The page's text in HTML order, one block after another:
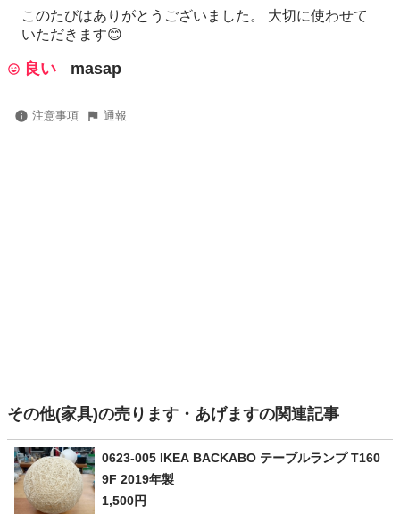
このたびはありがとうございました。 大切に使わせて
いただきます😊
良い masap
注意事項 通報
その他(家具)の売ります・あげますの関連記事
0623-005 IKEA BACKABO テーブルランプ T160
9F 2019年製
1,500円